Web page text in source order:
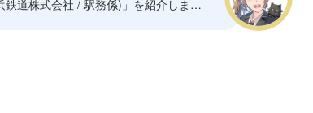
鉄道株式会社 / 駅務係)」を紹介しま